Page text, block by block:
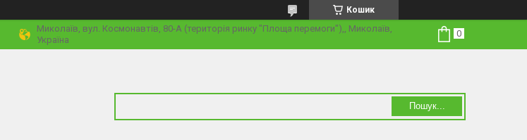
Кошик
Миколаїв, вул. Космонавтів, 80-А (територія ринку "Площа перемоги"),, Миколаїв,
Україна
Пошук...